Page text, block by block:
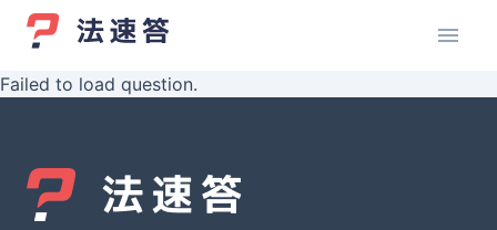
Failed to load question.